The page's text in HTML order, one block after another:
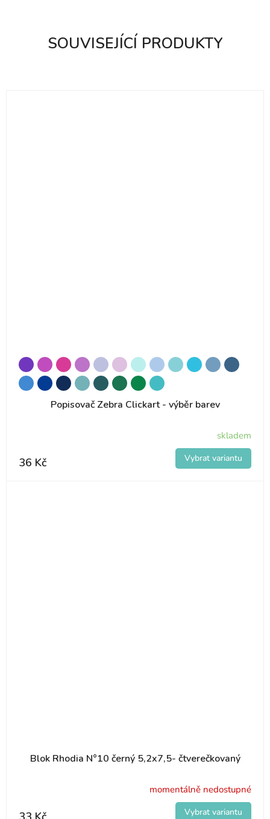
SOUVISEJÍCÍ PRODUKTY
Popisovač Zebra Clickart - výběr barev
skladem
36 Kč
Blok Rhodia N°10 černý 5,2x7,5- čtverečkovaný
momentálně nedostupné